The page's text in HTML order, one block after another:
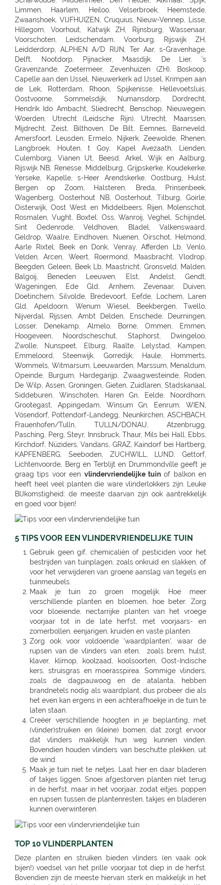
vlindervriendelijke tuinof balkon en
heeft heel veel planten die ware vlinderlokkers zijn. Leuke
BIJkomstigheid: de meeste daarvan zijn ook aantrekkelijk
en goed voor bijen!
5 TIPS VOOR EEN VLINDERVRIENDELIJKE TUIN
Gebruik geen gif, chemicaliën of pesticiden voor het
bestrijden van tuinplagen, zoals onkruid en slakken, of
voor het verwijderen van groene aanslag van tegels en
tuinmeubels.
Maak je tuin zo groen mogelijk. Hoe meer
verschillende planten en bloemen, hoe beter. Zorg
voor bloeiende, nectarrijke planten van het vroege
voorjaar tot in de late herfst, met voorjaars- en
zomerbollen, eenjarigen, kruiden en vaste planten.
Zorg ook voor voldoende 'waardplanten', waar de
rupsen van de vlinders van eten, zoals brem, hulst,
klaver, klimop, koolzaad, koolsoorten, Oost-Indische
kers, struisgras en moerasspirea. Sommige vlinders,
zoals de dagpauwoog en de atalanta, hebben
brandnetels nodig als waardplant, dus probeer die als
het even kan ergens in een achterafhoekje in de tuin te
laten staan.
Creëer verschillende hoogten in je beplanting, met
(vlinder)struiken en (kleine) bomen; dat zorgt ervoor
dat vlinders makkelijk hun weg kunnen vinden.
Bovendien houden vlinders van beschutte plekken, uit
de wind.
Maak je tuin niet te netjes. Laat hier en daar bladeren
of takjes liggen. Snoei afgestorven planten niet terug
in de herfst, maar in het voorjaar, zodat eitjes, poppen
en rupsen tussen de plantenresten, takjes en bladeren
kunnen overwinteren.
TOP 10 VLINDERPLANTEN
Deze planten en struiken bieden vlinders (en vaak ook
bijen!) voedsel van het prille voorjaar tot diep in de herfst.
Bovendien zijn de meeste hiervan sterk en makkelijk in het